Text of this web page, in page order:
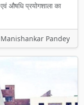
औषधि प्रयोगशाला का
Manishankar Pandey